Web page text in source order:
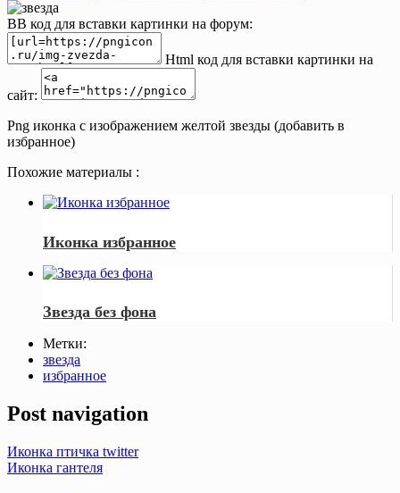
BB код для вставки картинки на форум:
Html код для вставки картинки на
сайт:
Png иконка с изображением желтой звезды (добавить в
избранное)
Похожие материалы :
Иконка избранное
Звезда без фона
Метки:
звезда
избранное
Post navigation
Иконка птичка twitter
Иконка гантеля